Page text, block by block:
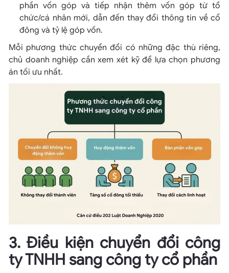
phần vốn góp và tiếp nhận thêm vốn góp từ tổ
chức/cá nhân mới, dẫn đến thay đổi thông tin về cổ
đông và tỷ lệ góp vốn.
Mỗi phương thức chuyển đổi có những đặc thù riêng,
chủ doanh nghiệp cần xem xét kỹ để lựa chọn phương
án tối ưu nhất.
3. Điều kiện chuyển đổi công
ty TNHH sang công ty cổ phần